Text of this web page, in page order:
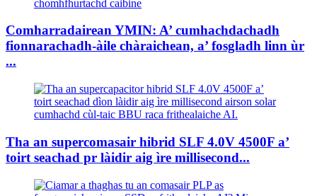
Comharradairean YMIN: A’ cumhachdachadh
fionnarachadh-àile chàraichean, a’ fosgladh linn ùr
...
Tha an supercomasair hibrid SLF 4.0V 4500F a’
toirt seachad pr làidir aig ìre millisecond...